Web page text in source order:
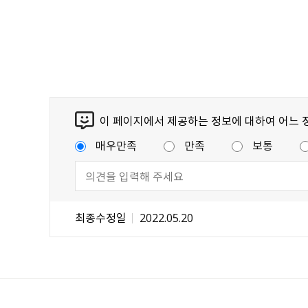
이 페이지에서 제공하는 정보에 대하여 어느
매우만족
만족 보통
최종수정일 2022.05.20